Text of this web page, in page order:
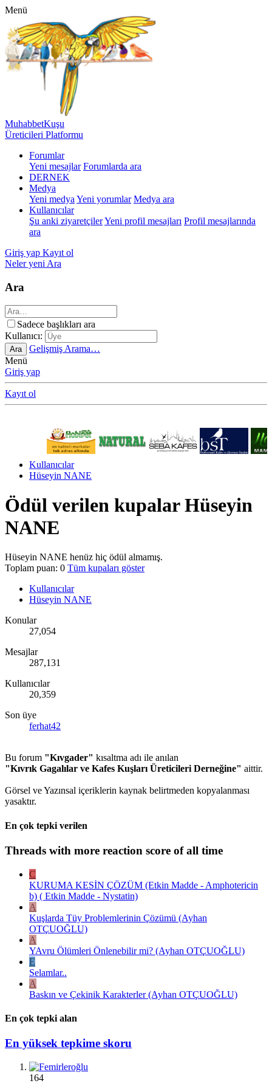
Menü
MuhabbetKuşu
Üreticileri Platformu
Forumlar
Yeni mesajlar Forumlarda ara
DERNEK
Medya
Yeni medya Yeni yorumlar Medya ara
Kullanıcılar
Şu anki ziyaretçilerYeni profil mesajları Profil mesajlarında
ara
Giriş yap Kayıt ol
Neler yeni Ara
Ara
Sadece başlıkları ara
Kullanıcı:
Ara
Gelişmiş Arama…
Menü
Giriş yap
Kayıt ol
Kullanıcılar
Hüseyin NANE
Ödül verilen kupalar Hüseyin
NANE
Hüseyin NANE henüz hiç ödül almamış.
Toplam puan: 0 Tüm kupaları göster
Kullanıcılar
Hüseyin NANE
Konular
27,054
Mesajlar
287,131
Kullanıcılar
20,359
Son üye
ferhat42
Bu forum "Kıvgader" kısaltma adı ile anılan
"Kıvrık Gagalılar ve Kafes Kuşları Üreticileri Derneğine" aittir.
Görsel ve Yazınsal içeriklerin kaynak belirtmeden kopyalanması
yasaktır.
En çok tepki verilen
Threads with more reaction score of all time
C
KURUMA KESİN ÇÖZÜM (Etkin Madde - Amphotericin
b) ( Etkin Madde - Nystatin)
A
Kuşlarda Tüy Problemlerinin Çözümü (Ayhan
OTÇUOĞLU)
A
YAvru Ölümleri Önlenebilir mi? (Ayhan OTÇUOĞLU)
E
Selamlar..
A
Baskın ve Çekinik Karakterler (Ayhan OTÇUOĞLU)
En çok tepki alan
En yüksek tepkime skoru
164